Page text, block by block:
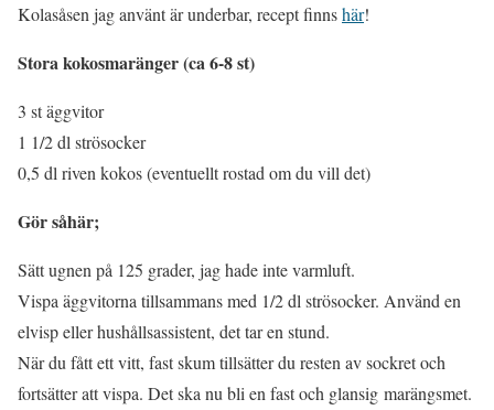
Kolasåsen jag använt är underbar, recept finnshär!
Stora kokosmaränger (ca 6-8 st)
3 st äggvitor
1 1/2 dl strösocker
0,5 dl riven kokos (eventuellt rostad om du vill det)
Gör såhär;
Sätt ugnen på 125 grader, jag hade inte varmluft.
Vispa äggvitorna tillsammans med 1/2 dl strösocker. Använd en
elvisp eller hushållsassistent, det tar en stund.
När du fått ett vitt, fast skum tillsätter du resten av sockret och
fortsätter att vispa. Det ska nu bli en fast och glansig marängsmet.